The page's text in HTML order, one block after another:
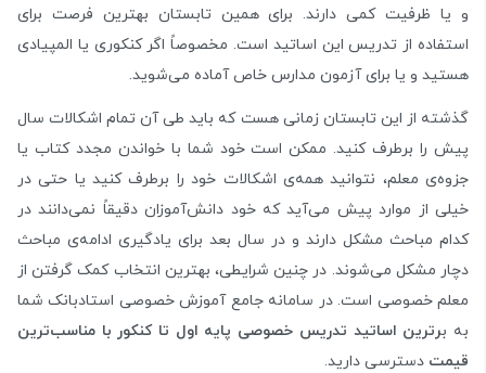
و یا ظرفیت کمی دارند. برای همین تابستان بهترین فرصت برای
استفاده از تدریس این اساتید است. مخصوصاً اگر کنکوری یا المپیادی
هستید و یا برای آزمون مدارس خاص آماده می‌شوید.
گذشته از این تابستان زمانی هست که باید طی آن تمام اشکالات سال
پیش را برطرف کنید. ممکن است خود شما با خواندن مجدد کتاب یا
جزوه‌ی معلم، نتوانید همه‌ی اشکالات خود را برطرف کنید یا حتی در
خیلی از موارد پیش می‌آید که خود دانش‌آموزان دقیقاً نمی‌دانند در
کدام مباحث مشکل دارند و در سال بعد برای یادگیری ادامه‌ی مباحث
دچار مشکل می‌شوند. در چنین شرایطی، بهترین انتخاب کمک گرفتن از
معلم خصوصی است. در سامانه جامع آموزش خصوصی استادبانک شما
به برترین اساتید تدریس خصوصی پایه اول تا کنکور با مناسب‌ترین
قیمت دسترسی دارید.